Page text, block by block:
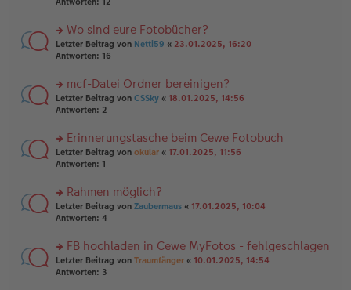
g
tr
a
g
el
e
n
er
tr
a
g
n
g
el
e
n
er
tr
a
g
rs
te
n
g
el
e
n
er
tr
a
g
Wo sind eure Fotobücher?
Letzter Beitrag von Netti59 « 23.01.2025, 16:20
Antworten: 16
rs
te
n
g
el
e
n
er
tr
a
g
mcf-Datei Ordner bereinigen?
Letzter Beitrag von CSSky « 18.01.2025, 14:56
Antworten: 2
rs
te
n
g
el
e
n
er
Erinnerungstasche beim Cewe Fotobuch
Letzter Beitrag von okular « 17.01.2025, 11:56
Antworten: 1
rs
te
n
g
el
Rahmen möglich?
Letzter Beitrag von Zaubermaus « 17.01.2025, 10:04
Antworten: 4
rs
te
FB hochladen in Cewe MyFotos - fehlgeschlagen
Letzter Beitrag von Traumfänger « 10.01.2025, 14:54
Antworten: 3